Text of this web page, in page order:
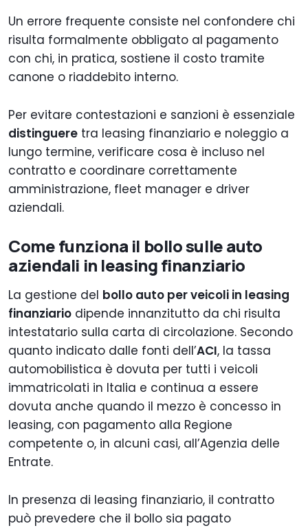
Un errore frequente consiste nel confondere chi
risulta formalmente obbligato al pagamento
con chi, in pratica, sostiene il costo tramite
canone o riaddebito interno.
Per evitare contestazioni e sanzioni è essenziale
distinguere tra leasing finanziario e noleggio a
lungo termine, verificare cosa è incluso nel
contratto e coordinare correttamente
amministrazione, fleet manager e driver
aziendali.
Come funziona il bollo sulle auto
aziendali in leasing finanziario
La gestione del bollo auto per veicoli in leasing
finanziario dipende innanzitutto da chi risulta
intestatario sulla carta di circolazione. Secondo
quanto indicato dalle fonti dell’ACI, la tassa
automobilistica è dovuta per tutti i veicoli
immatricolati in Italia e continua a essere
dovuta anche quando il mezzo è concesso in
leasing, con pagamento alla Regione
competente o, in alcuni casi, all’Agenzia delle
Entrate.
In presenza di leasing finanziario, il contratto
può prevedere che il bollo sia pagato